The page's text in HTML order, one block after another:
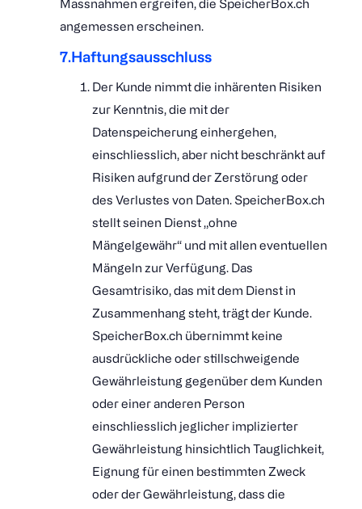
Massnahmen ergreifen, die SpeicherBox.ch
angemessen erscheinen.
7.Haftungsausschluss
Der Kunde nimmt die inhärenten Risiken
zur Kenntnis, die mit der
Datenspeicherung einhergehen,
einschliesslich, aber nicht beschränkt auf
Risiken aufgrund der Zerstörung oder
des Verlustes von Daten. SpeicherBox.ch
stellt seinen Dienst „ohne
Mängelgewähr“ und mit allen eventuellen
Mängeln zur Verfügung. Das
Gesamtrisiko, das mit dem Dienst in
Zusammenhang steht, trägt der Kunde.
SpeicherBox.ch übernimmt keine
ausdrückliche oder stillschweigende
Gewährleistung gegenüber dem Kunden
oder einer anderen Person
einschliesslich jeglicher implizierter
Gewährleistung hinsichtlich Tauglichkeit,
Eignung für einen bestimmten Zweck
oder der Gewährleistung, dass die